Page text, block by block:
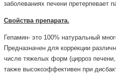
заболеваниях печени претерпевает
Свойства препарата.
Гепамин- это 100% натуральный
Предназначен для коррекции
числе тяжелых форм (цирроз
также высокоэффективен при